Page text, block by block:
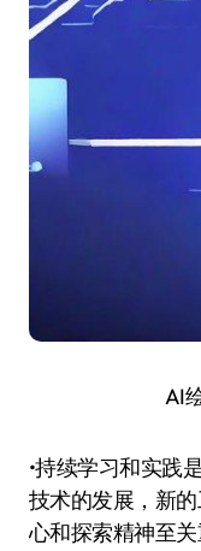
AI
•持续学习和实践
技术的发展，新
心和探索精神至关